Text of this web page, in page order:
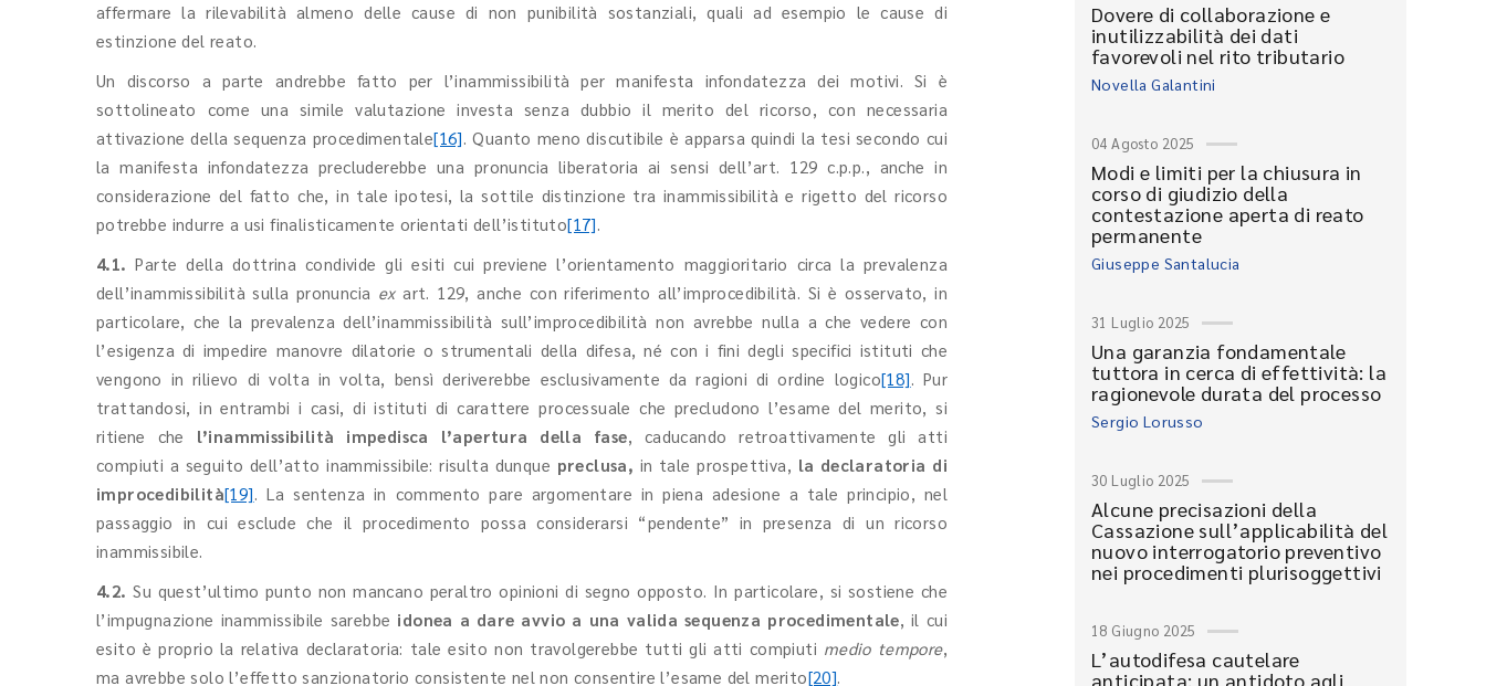
affermare la rilevabilità almeno delle cause di non punibilità sostanziali, quali ad esempio le cause di
estinzione del reato.
Un discorso a parte andrebbe fatto per l’inammissibilità per manifesta infondatezza dei motivi. Si è
sottolineato come una simile valutazione investa senza dubbio il merito del ricorso, con necessaria
attivazione della sequenza procedimentale[16]. Quanto meno discutibile è apparsa quindi la tesi secondo cui
la manifesta infondatezza precluderebbe una pronuncia liberatoria ai sensi dell’art. 129 c.p.p., anche in
considerazione del fatto che, in tale ipotesi, la sottile distinzione tra inammissibilità e rigetto del ricorso
potrebbe indurre a usi finalisticamente orientati dell’istituto[17].
4.1.Parte della dottrina condivide gli esiti cui previene l’orientamento maggioritario circa la prevalenza
dell’inammissibilità sulla pronuncia exart. 129, anche con riferimento all’improcedibilità. Si è osservato, in
particolare, che la prevalenza dell’inammissibilità sull’improcedibilità non avrebbe nulla a che vedere con
l’esigenza di impedire manovre dilatorie o strumentali della difesa, né con i fini degli specifici istituti che
vengono in rilievo di volta in volta, bensì deriverebbe esclusivamente da ragioni di ordine logico[18]. Pur
trattandosi, in entrambi i casi, di istituti di carattere processuale che precludono l’esame del merito, si
ritiene che l’inammissibilità impedisca l’apertura della fase, caducando retroattivamente gli atti
compiuti a seguito dell’atto inammissibile: risulta dunque preclusa, in tale prospettiva, la declaratoria di
improcedibilità[19]. La sentenza in commento pare argomentare in piena adesione a tale principio, nel
passaggio in cui esclude che il procedimento possa considerarsi “pendente” in presenza di un ricorso
inammissibile.
4.2.Su quest’ultimo punto non mancano peraltro opinioni di segno opposto. In particolare, si sostiene che
l’impugnazione inammissibile sarebbe idonea a dare avvio a una valida sequenza procedimentale, il cui
esito è proprio la relativa declaratoria: tale esito non travolgerebbe tutti gli atti compiuti medio tempore,
ma avrebbe solo l’effetto sanzionatorio consistente nel non consentire l’esame del merito[20].
Dovere di collaborazione e
inutilizzabilità dei dati
favorevoli nel rito tributario
Novella Galantini
04 Agosto 2025
Modi e limiti per la chiusura in
corso di giudizio della
contestazione aperta di reato
permanente
Giuseppe Santalucia
31 Luglio 2025
Una garanzia fondamentale
tuttora in cerca di effettività: la
ragionevole durata del processo
Sergio Lorusso
30 Luglio 2025
Alcune precisazioni della
Cassazione sull’applicabilità del
nuovo interrogatorio preventivo
nei procedimenti plurisoggettivi
18 Giugno 2025
L’autodifesa cautelare
anticipata: un antidoto agli